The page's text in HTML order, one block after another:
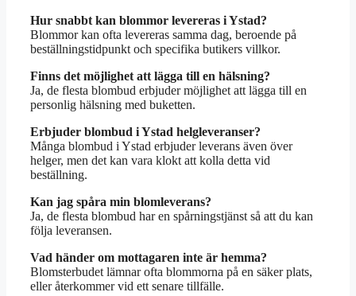
Hur snabbt kan blommor levereras i Ystad?
Blommor kan ofta levereras samma dag, beroende på
beställningstidpunkt och specifika butikers villkor.
Finns det möjlighet att lägga till en hälsning?
Ja, de flesta blombud erbjuder möjlighet att lägga till en
personlig hälsning med buketten.
Erbjuder blombud i Ystad helgleveranser?
Många blombud i Ystad erbjuder leverans även över
helger, men det kan vara klokt att kolla detta vid
beställning.
Kan jag spåra min blomleverans?
Ja, de flesta blombud har en spårningstjänst så att du kan
följa leveransen.
Vad händer om mottagaren inte är hemma?
Blomsterbudet lämnar ofta blommorna på en säker plats,
eller återkommer vid ett senare tillfälle.